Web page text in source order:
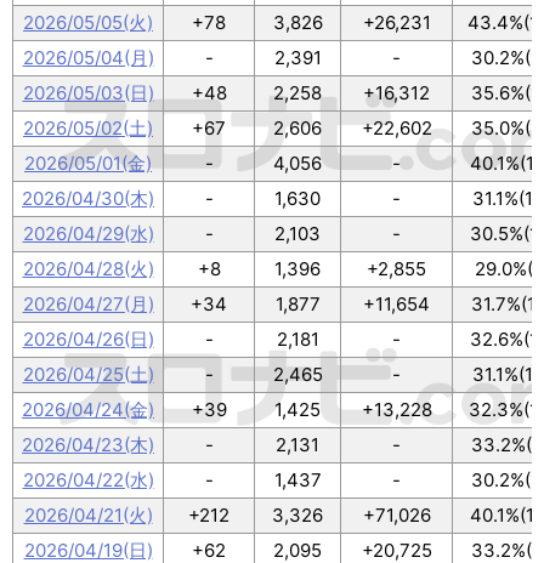
2026/05/05(火)
+78 3,826 +26,231
2026/05/04(月)
- 2,391 -
2026/05/03(日)
+48 2,258 +16,312
2026/05/02(土)
+67 2,606 +22,602
2026/05/01(金)
- 4,056 -
2026/04/30(木)
- 1,630 -
2026/04/29(水)
- 2,103 -
2026/04/28(火)
+8 1,396 +2,855
2026/04/27(月)
+34 1,877 +11,654
2026/04/26(日)
- 2,181 -
2026/04/25(土)
- 2,465 -
2026/04/24(金)
+39 1,425 +13,228
2026/04/23(木)
- 2,131 -
2026/04/22(水)
- 1,437 -
2026/04/21(火)
+212 3,326 +71,026
2026/04/19(日)
+62 2,095 +20,725